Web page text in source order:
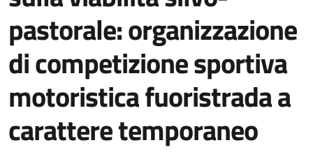
pastorale: organizzazione
di competizione sportiva
motoristica fuoristrada a
carattere temporaneo